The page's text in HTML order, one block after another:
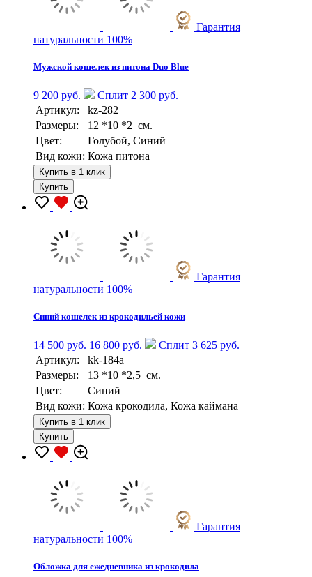
Гарантия
натуральности 100%
Мужской кошелек из питона Duo Blue
9 200 руб.
Сплит 2 300 руб.
Артикул:
kz-282
Размеры:
12 *10 *2 см.
Цвет:
Голубой, Синий
Вид кожи: Кожа питона
Купить в 1 клик
Купить
Гарантия
натуральности 100%
Синий кошелек из крокодильей кожи
14 500 руб. 16 800 руб.
Сплит 3 625 руб.
Артикул:
kk-184a
Размеры:
13 *10 *2,5 см.
Цвет:
Синий
Вид кожи: Кожа крокодила, Кожа каймана
Купить в 1 клик
Купить
Гарантия
натуральности 100%
Обложка для ежедневника из крокодила